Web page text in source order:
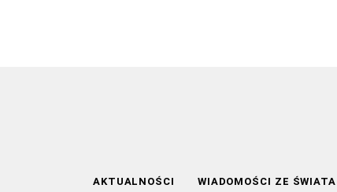
AKTUALNOŚCI WIADOMOŚCI ZE ŚWIATA